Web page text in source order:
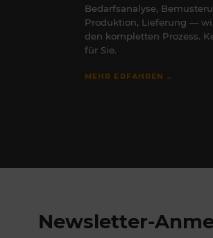
Bedarfsanalyse,
Produktion, Lieferung —
den kompletten Prozess.
für Sie.
MEHR ERFAHREN →
Newsletter-